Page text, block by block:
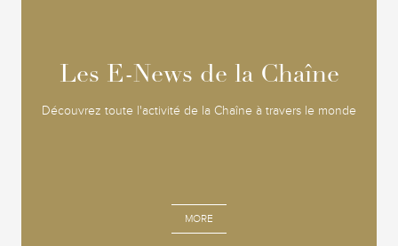
Les E-News de la Chaîne
Découvrez toute l'activité de la Chaîne à travers le monde
MORE
Les E-News de la Chaîne